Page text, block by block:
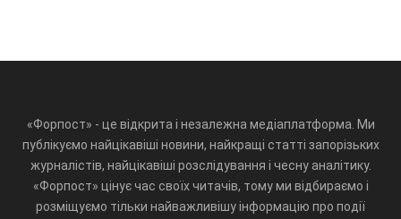
«Форпост» - це відкрита і незалежна медіаплатформа. Ми
публікуємо найцікавіші новини, найкращі статті запорізьких
журналістів, найцікавіші розслідування і чесну аналітику.
«Форпост» цінує час своїх читачів, тому ми відбираємо і
розміщуємо тільки найважливішу інформацію про події